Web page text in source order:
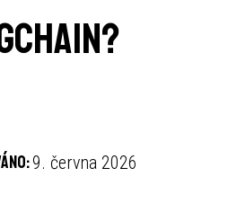
9. června 2026